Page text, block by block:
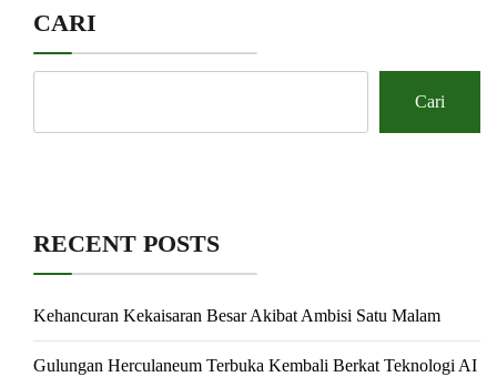
CARI
Cari
RECENT POSTS
Kehancuran Kekaisaran Besar Akibat Ambisi Satu Malam
Gulungan Herculaneum Terbuka Kembali Berkat Teknologi AI